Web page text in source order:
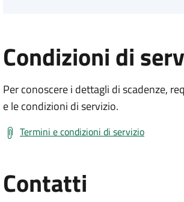
Condizioni di
Per conoscere i dettagli di scadenze,
e le condizioni di servizio.
Termini e condizioni di servizio
Contatti